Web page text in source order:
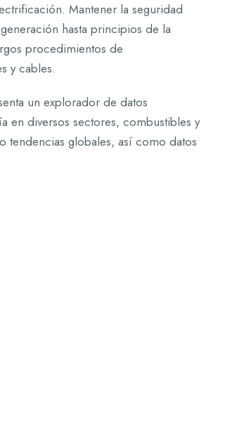
Mantener la seguridad
hasta principios de la
procedimientos de
y cables.
un explorador de datos
en diversos sectores, combustibles y
tendencias globales, así como datos